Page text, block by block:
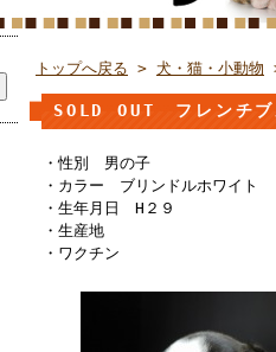
トップへ戻る > 犬・猫・小動物
SOLD OUT フレンチ
・性別 男の子
・カラー ブリンドルホワイト
・生年月日 H２９
・生産地
・ワクチン